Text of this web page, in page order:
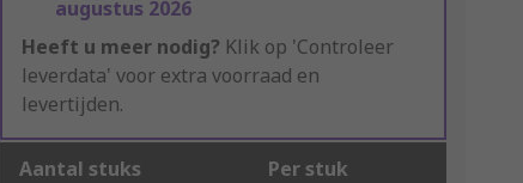
augustus 2026
Heeft u meer nodig? Klik op 'Controleer
leverdata' voor extra voorraad en
levertijden.
Aantal stuks Per stuk